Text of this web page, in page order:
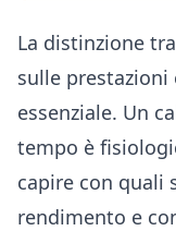
La distinzione
sulle prestazioni
essenziale. Un
tempo è
capire con quali
rendimento e